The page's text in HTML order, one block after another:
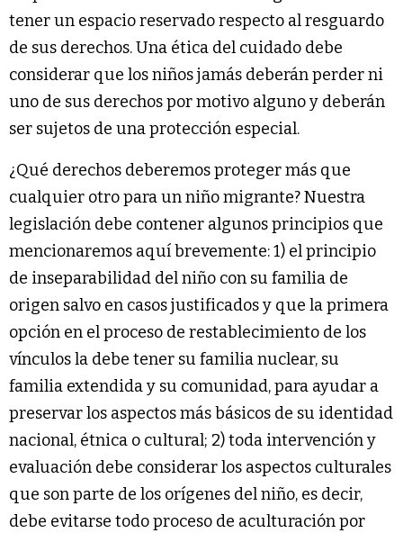
tener un espacio reservado respecto al resguardo
de sus derechos. Una ética del cuidado debe
considerar que los niños jamás deberán perder ni
uno de sus derechos por motivo alguno y deberán
ser sujetos de una protección especial.
¿Qué derechos deberemos proteger más que
cualquier otro para un niño migrante? Nuestra
legislación debe contener algunos principios que
mencionaremos aquí brevemente: 1) el principio
de inseparabilidad del niño con su familia de
origen salvo en casos justificados y que la primera
opción en el proceso de restablecimiento de los
vínculos la debe tener su familia nuclear, su
familia extendida y su comunidad, para ayudar a
preservar los aspectos más básicos de su identidad
nacional, étnica o cultural; 2) toda intervención y
evaluación debe considerar los aspectos culturales
que son parte de los orígenes del niño, es decir,
debe evitarse todo proceso de aculturación por